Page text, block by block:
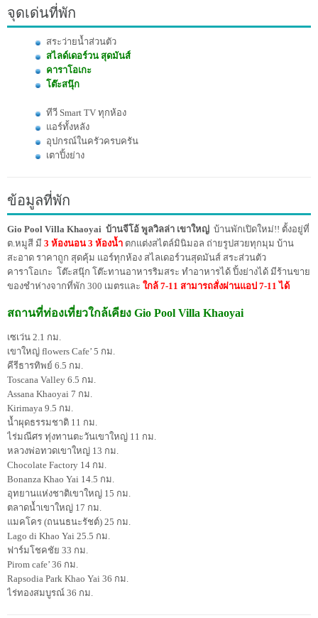
จุดเด่นที่พัก
สระว่ายน้ำส่วนตัว
สไลด์เดอร์วน สุดมันส์
คาราโอเกะ
โต๊ะสนุ๊ก
ทีวี Smart TV ทุกห้อง
แอร์ทั้งหลัง
อุปกรณ์ในครัวครบครัน
เตาปิ้งย่าง
ข้อมูลที่พัก
Gio Pool Villa Khaoyai บ้านจีโอ้ พูลวิลล่า เขาใหญ่ บ้านพักเปิดใหม่!! ตั้งอยู่ที่
ต.หมูสี มี 3 ห้องนอน 3 ห้องน้ำ ตกแต่งสไตล์มินิมอล ถ่ายรูปสวยทุกมุม บ้าน
สะอาด ราคาถูก สุดคุ้ม แอร์ทุกห้อง สไลเดอร์วนสุดมันส์ สระส่วนตัว
คาราโอเกะ โต๊ะสนุ๊ก โต๊ะทานอาหารริมสระ ทำอาหารได้ ปิ้งย่างได้ มีร้านขาย
ของชำห่างจากที่พัก 300 เมตรและ ใกล้ 7-11 สามารถสั่งผ่านแอป 7-11 ได้
สถานที่ท่องเที่ยวใกล้เคียง Gio Pool Villa Khaoyai
เซเว่น 2.1 กม.
เขาใหญ่ flowers Cafe’ 5 กม.
คีรีธารทิพย์ 6.5 กม.
Toscana Valley 6.5 กม.
Assana Khaoyai 7 กม.
Kirimaya 9.5 กม.
น้ำผุดธรรมชาติ 11 กม.
ไร่มณีศร ทุ่งทานตะวันเขาใหญ่ 11 กม.
หลวงพ่อทวดเขาใหญ่ 13 กม.
Chocolate Factory 14 กม.
Bonanza Khao Yai 14.5 กม.
อุทยานแห่งชาติเขาใหญ่ 15 กม.
ตลาดน้ำเขาใหญ่ 17 กม.
แมคโคร (ถนนธนะรัชต์) 25 กม.
Lago di Khao Yai 25.5 กม.
ฟาร์มโชคชัย 33 กม.
Pirom cafe’ 36 กม.
Rapsodia Park Khao Yai 36 กม.
ไร่ทองสมบูรณ์ 36 กม.